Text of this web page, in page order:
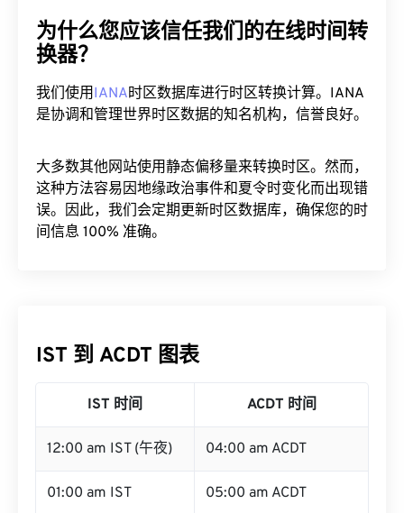
为什么您应该信任我们的在线时间转
换器？
我们使用IANA时区数据库进行时区转换计算。IANA
是协调和管理世界时区数据的知名机构，信誉良好。
大多数其他网站使用静态偏移量来转换时区。然而，
这种方法容易因地缘政治事件和夏令时变化而出现错
误。因此，我们会定期更新时区数据库，确保您的时
间信息 100% 准确。
IST 到 ACDT 图表
IST 时间 ACDT 时间
12:00 am IST (午夜) 04:00 am ACDT
01:00 am IST 05:00 am ACDT